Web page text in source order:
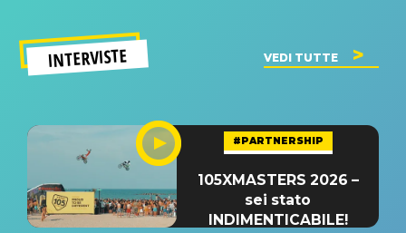
INTERVISTE VEDI TUTTE
#PARTNERSHIP
105XMASTERS 2026 –
sei stato
INDIMENTICABILE!